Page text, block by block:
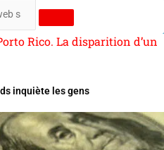
Rico. La disparition d’un
inquiète les gens